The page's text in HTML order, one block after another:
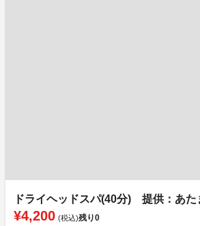
ドライヘッドスパ(40分) 提供：あ
¥4,200 (税込)残り0